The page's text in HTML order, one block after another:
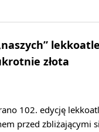
złota
102. edycję
przed zbliżającymi